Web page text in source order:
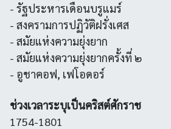
- รัฐประหารเดือนบรูแมร์
- สงครามการปฏิวัติฝรั่งเศส
- สมัยแห่งความยุ่งยาก
- สมัยแห่งความยุ่งยากครั้งที่ ๒
- อูชาคอฟ, เฟโอดอร์
ช่วงเวลาระบุเป็นคริสต์ศักราช
1754-1801